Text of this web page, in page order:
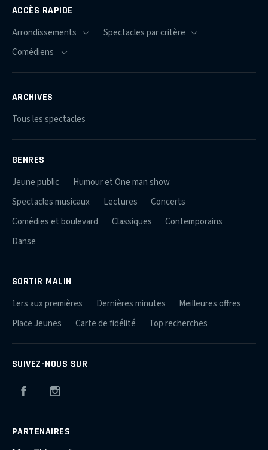
ACCÈS RAPIDE
ARCHIVES
Tous les spectacles
GENRES
Jeune public
Humour et One man show
Spectacles musicaux
Lectures
Concerts
Comédies et boulevard
Classiques
Contemporains
Danse
SORTIR MALIN
1ers aux premières Dernières minutes
Meilleures offres
Place Jeunes
Carte de fidélité Top recherches
SUIVEZ-NOUS SUR
Facebook
PARTENAIRES